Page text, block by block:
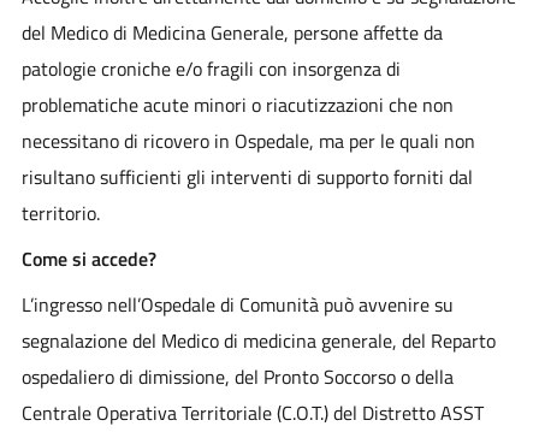
del Medico di Medicina Generale, persone affette da
patologie croniche e/o fragili con insorgenza di
problematiche acute minori o riacutizzazioni che non
necessitano di ricovero in Ospedale, ma per le quali non
risultano sufficienti gli interventi di supporto forniti dal
territorio.
Come si accede?
L’ingresso nell’Ospedale di Comunità può avvenire su
segnalazione del Medico di medicina generale, del Reparto
ospedaliero di dimissione, del Pronto Soccorso o della
Centrale Operativa Territoriale (C.O.T.) del Distretto ASST